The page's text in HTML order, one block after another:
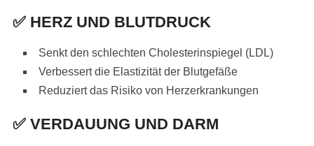
✅ HERZ UND BLUTDRUCK
Senkt den schlechten Cholesterinspiegel (LDL)
Verbessert die Elastizität der Blutgefäße
Reduziert das Risiko von Herzerkrankungen
✅ VERDAUUNG UND DARM